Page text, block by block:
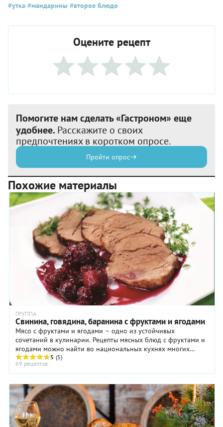
#утка #мандарины #второе блюдо
Оцените рецепт
Помогите нам сделать «Гастроном» еще
удобнее. Расскажите о своих
предпочтениях в коротком опросе.
Пройти опрос
Похожие материалы
ГРУППА
Свинина, говядина, баранина с фруктами и ягодами
Мясо с фруктами и ягодами – одно из устойчивых
сочетаний в кулинарии. Рецепты мясных блюд с фруктами и
ягодами можно найти во национальных кухнях многих
народов мира. Так, в Средней Азии издавна едят ...
5 (5)
69 рецептов